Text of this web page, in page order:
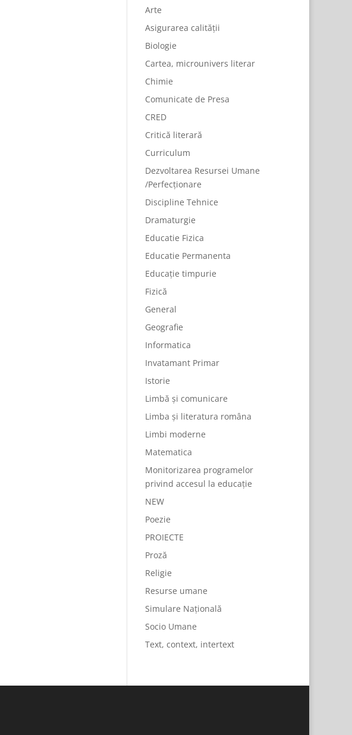
Arte
Asigurarea calității
Biologie
Cartea, microunivers literar
Chimie
Comunicate de Presa
CRED
Critică literară
Curriculum
Dezvoltarea Resursei Umane
/Perfecționare
Discipline Tehnice
Dramaturgie
Educatie Fizica
Educatie Permanenta
Educație timpurie
Fizică
General
Geografie
Informatica
Invatamant Primar
Istorie
Limbă și comunicare
Limba și literatura româna
Limbi moderne
Matematica
Monitorizarea programelor
privind accesul la educație
NEW
Poezie
PROIECTE
Proză
Religie
Resurse umane
Simulare Națională
Socio Umane
Text, context, intertext